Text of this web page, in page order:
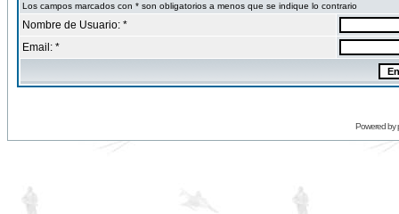
Los campos marcados con * son obligatorios a menos que se indique lo contrario
Nombre de Usuario: *
Email: *
Powered by